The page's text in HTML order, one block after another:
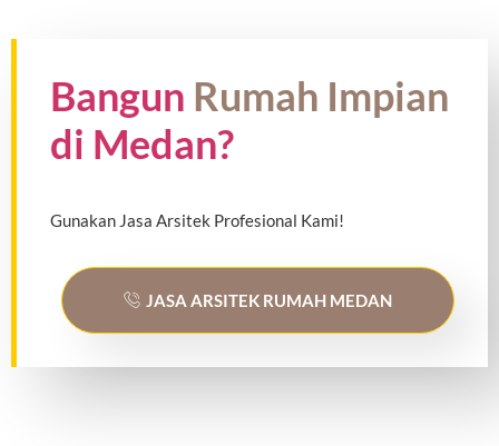
Bangun Rumah Impian
di Medan?
Gunakan Jasa Arsitek Profesional Kami!
JASA ARSITEK RUMAH MEDAN